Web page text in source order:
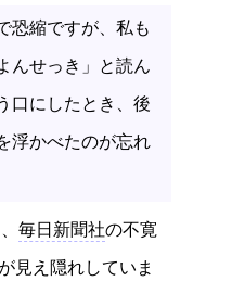
恐縮ですが、私も
んせっき」と読ん
口にしたとき、後
浮かべたのが忘れ
毎日新聞社の不寛
見え隠れしていま